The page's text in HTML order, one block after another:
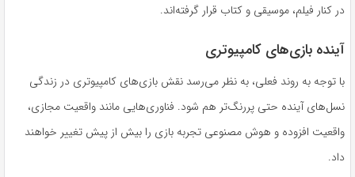
در کنار فیلم، موسیقی و کتاب قرار گرفته‌اند.
آینده بازی‌های کامپیوتری
با توجه به روند فعلی، به نظر می‌رسد نقش بازی‌های کامپیوتری در زندگی
نسل‌های آینده حتی پررنگ‌تر هم شود. فناوری‌هایی مانند واقعیت مجازی،
واقعیت افزوده و هوش مصنوعی تجربه بازی را بیش از پیش تغییر خواهند
داد.